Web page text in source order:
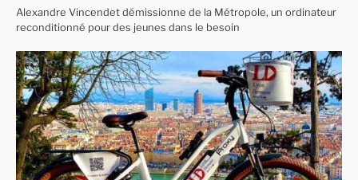
Alexandre Vincendet démissionne de la Métropole, un ordinateur
reconditionné pour des jeunes dans le besoin